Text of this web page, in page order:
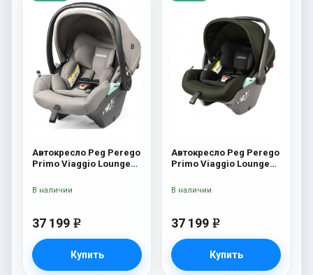
Автокресло Peg Perego
Primo Viaggio Lounge
37 199 e
Купить
В наличии
Автокресло Peg Perego
Primo Viaggio Lounge
37 199 e
Купить
В наличии